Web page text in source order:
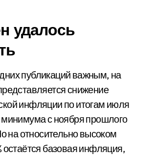
удалось
публикаций важным, на
снижение
инфляции по итогам июля
с ноября прошлого
на относительно высоком
остаётся базовая инфляция,